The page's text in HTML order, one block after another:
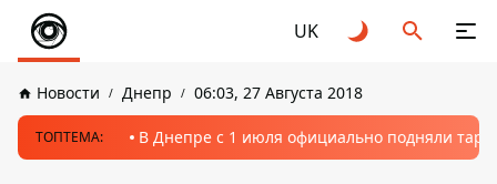
UK
Новости Днепр 06:03, 27 Августа 2018
ТОПТЕМА: В Днепре с 1 июля официально подняли